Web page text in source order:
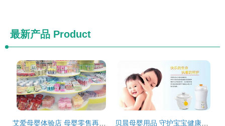
最新产品 Product